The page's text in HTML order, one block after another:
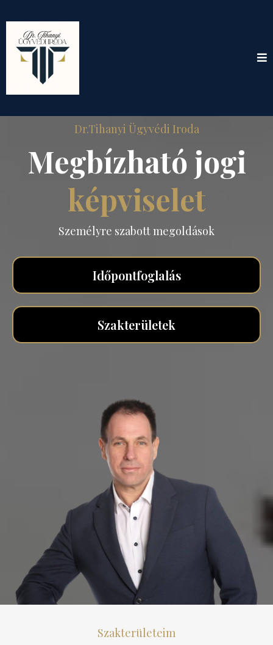
Dr.Tihanyi Ügyvédi Iroda
Megbízható jogi
képviselet
Személyre szabott megoldások
Időpontfoglalás
Szakterületek
Szakterületeim